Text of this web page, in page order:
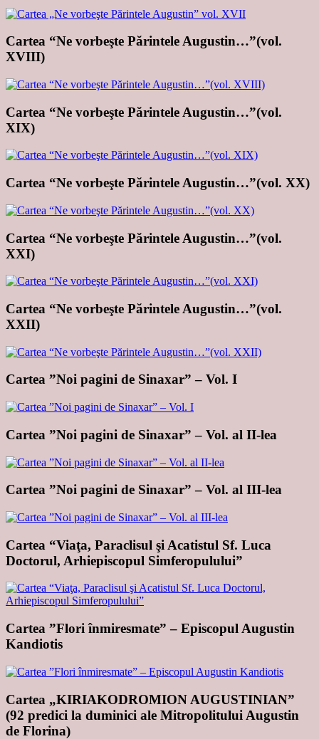
Cartea “Ne vorbeşte Părintele Augustin…”(vol.
XVIII)
Cartea “Ne vorbeşte Părintele Augustin…”(vol.
XIX)
Cartea “Ne vorbeşte Părintele Augustin…”(vol. XX)
Cartea “Ne vorbeşte Părintele Augustin…”(vol.
XXI)
Cartea “Ne vorbeşte Părintele Augustin…”(vol.
XXII)
Cartea ”Noi pagini de Sinaxar” – Vol. I
Cartea ”Noi pagini de Sinaxar” – Vol. al II-lea
Cartea ”Noi pagini de Sinaxar” – Vol. al III-lea
Cartea “Viaţa, Paraclisul şi Acatistul Sf. Luca
Doctorul, Arhiepiscopul Simferopulului”
Cartea ”Flori înmiresmate” – Episcopul Augustin
Kandiotis
Cartea „KIRIAKODROMION AUGUSTINIAN”
(92 predici la duminici ale Mitropolitului Augustin
de Florina)